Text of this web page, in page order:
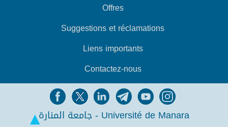
Offres
Suggestions et réclamations
Liens importants
Contactez-nous
جامعة المنارة - Université de Manara